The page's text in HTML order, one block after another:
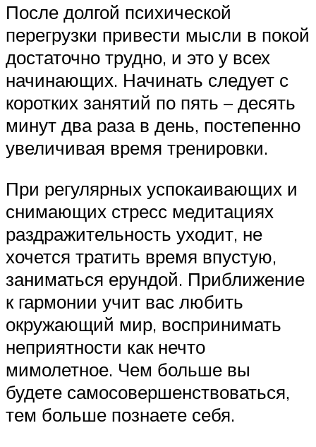
После долгой психической
перегрузки привести мысли в покой
достаточно трудно, и это у всех
начинающих. Начинать следует с
коротких занятий по пять – десять
минут два раза в день, постепенно
увеличивая время тренировки.
При регулярных успокаивающих и
снимающих стресс медитациях
раздражительность уходит, не
хочется тратить время впустую,
заниматься ерундой. Приближение
к гармонии учит вас любить
окружающий мир, воспринимать
неприятности как нечто
мимолетное. Чем больше вы
будете самосовершенствоваться,
тем больше познаете себя.